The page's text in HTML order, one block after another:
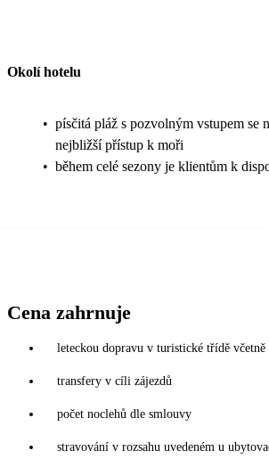
Okolí hotelu
• písčitá pláž s pozvolným vstupem se
nejbližší přístup k moři
• během celé sezony je klientům k
Cena zahrnuje
leteckou dopravu v turistické třídě
transfery v cíli zájezdů
počet noclehů dle smlouvy
stravování v rozsahu uvedeném u